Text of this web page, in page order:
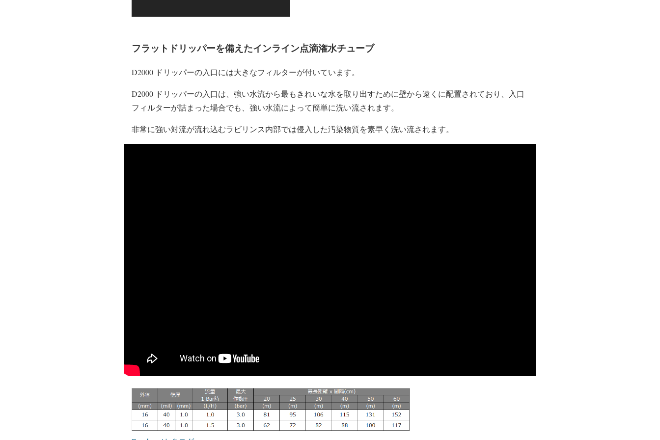
フラットドリッパーを備えたインライン点滴潅水チューブ
D2000 ドリッパーの入口には大きなフィルターが付いています。
D2000 ドリッパーの入口は、強い水流から最もきれいな水を取り出すために壁から遠くに配置されており、入口
フィルターが詰まった場合でも、強い水流によって簡単に洗い流されます。
非常に強い対流が流れ込むラビリンス内部では侵入した汚染物質を素早く洗い流されます。